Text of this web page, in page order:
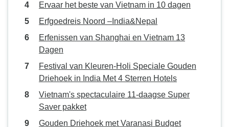
Ervaar het beste van Vietnam in 10 dagen
Erfgoedreis Noord –India&Nepal
Erfenissen van Shanghai en Vietnam 13
Dagen
Festival van Kleuren-Holi Speciale Gouden
Driehoek in India Met 4 Sterren Hotels
Vietnam's spectaculaire 11-daagse Super
Saver pakket
Gouden Driehoek met Varanasi Budget